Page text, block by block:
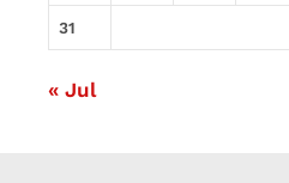
31
« Jul